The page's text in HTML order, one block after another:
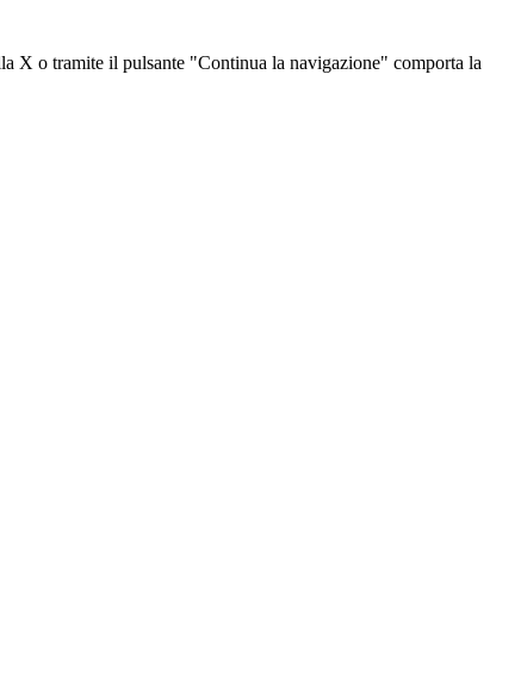
X o tramite il pulsante "Continua la navigazione" comporta la